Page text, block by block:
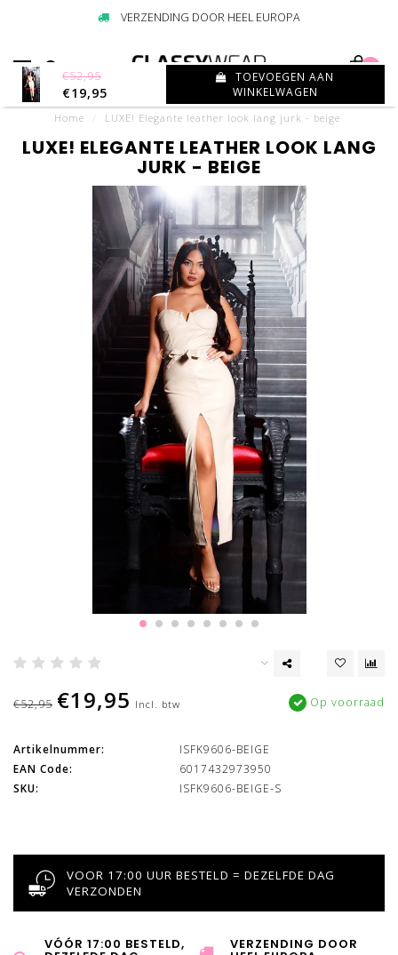
VERZENDING DOOR HEEL EUROPA
0
Home LUXE! Elegante leather look lang jurk - beige
€52,95
€19,95
TOEVOEGEN AAN
WINKELWAGEN
LUXE! ELEGANTE LEATHER LOOK LANG
JURK - BEIGE
€52,95 €19,95 Incl. btw Op voorraad
Artikelnummer:
ISFK9606-BEIGE
EAN Code:
6017432973950
SKU:
ISFK9606-BEIGE-S
VOOR 17:00 UUR BESTELD = DEZELFDE DAG
VERZONDEN
VÓÓR 17:00 BESTELD, VERZENDING DOOR